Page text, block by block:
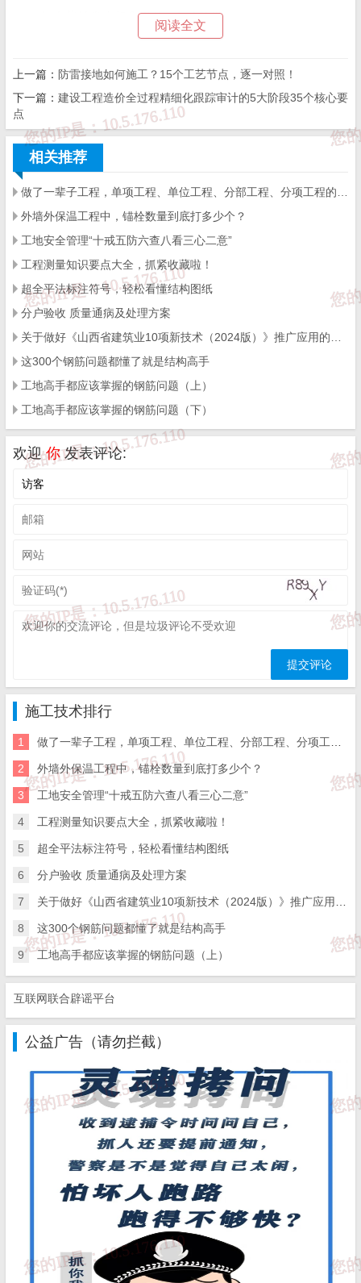
每台柴油发电机划分为1个检验批
UPS和EPS分别化为1个检验批
6、电气设备试验和试运行
每台设备化为1个检验批
7、母线槽安装
按供电区段和电气竖井的编号划分
8、梯架、托盘和槽盒安装
按供电区段和电气竖井的编号划分
对干线导管按供电区段和电气竖井的编号划分
对电气动力和电气照明的导管可以按建筑土建工程划分
对室外电气安装工程，应按庭院大小、投运时间先后、
功能区块等进行划分
10、电缆敷设
按供电区段和电气竖井的编号划分
11、导管内穿线和槽盒内敷线
功能区块等进行划分
12、塑料护套线直敷布线
其界区的划分应与土建工程一致
14、电缆头制作、导线连接和线路绝缘测试
对室外电气安装工程，应按庭院大小、投运时间先后、
功能区块等进行划分
16、专用灯具安装
其界区的划分应与建筑土建工程一致
17、开关、插座、风扇安装
其界区的划分应与建筑土建工程一致
18建筑物照明通电试运行
19、接地装置安装
人工接地装置划分为1个检验批
利用建筑物基础钢筋的接地体划分为1个检验批
大型基础可按区块划分成若干个检验批
对室外电气安装工程，应按功能区块进行划分
20、接地干线敷设
每座变配电室划分为1个检验批
对电气竖井，6层以下的建筑应作为1个检验批
高层建筑中依均压环设置间隔的层数应作为1个检验批
阅读全文
上一篇： 防雷接地如何施工？15个工艺节点，逐一对照！
下一篇： 建设工程造价全过程精细化跟踪审计的5大阶段35个核心要
点
相关推荐
外墙外保温工程中，锚栓数量到底打多少个？
工地安全管理“十戒五防六查八看三心二意”
工程测量知识要点大全，抓紧收藏啦！
超全平法标注符号，轻松看懂结构图纸
分户验收 质量通病及处理方案
这300个钢筋问题都懂了就是结构高手
工地高手都应该掌握的钢筋问题（上）
工地高手都应该掌握的钢筋问题（下）
欢迎你发表评论:
施工技术排行
1 做了一辈子工程，单项工程、单位工程、分部工程、分项工程的划分，你能分清楚吗
2 外墙外保温工程中，锚栓数量到底打多少个？
3 工地安全管理“十戒五防六查八看三心二意”
4 工程测量知识要点大全，抓紧收藏啦！
5 超全平法标注符号，轻松看懂结构图纸
6 分户验收 质量通病及处理方案
7 关于做好《山西省建筑业10项新技术（2024版）》推广应用的通知
8 这300个钢筋问题都懂了就是结构高手
9 工地高手都应该掌握的钢筋问题（上）
网联合辟谣平台
公益广告（请勿拦截）